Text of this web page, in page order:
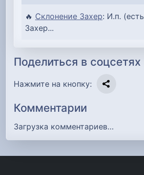
🔥 Склонение Захер: И.п.
Захер...
Поделиться в соцсетях
Нажмите на кнопку:
Комментарии
Загрузка комментариев…